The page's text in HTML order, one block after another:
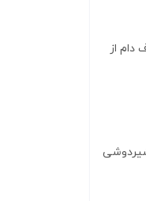
از